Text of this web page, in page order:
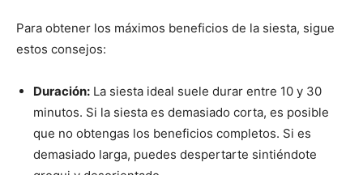
Para obtener los máximos beneficios de la siesta, sigue
estos consejos:
Duración: La siesta ideal suele durar entre 10 y 30
minutos. Si la siesta es demasiado corta, es posible
que no obtengas los beneficios completos. Si es
demasiado larga, puedes despertarte sintiéndote